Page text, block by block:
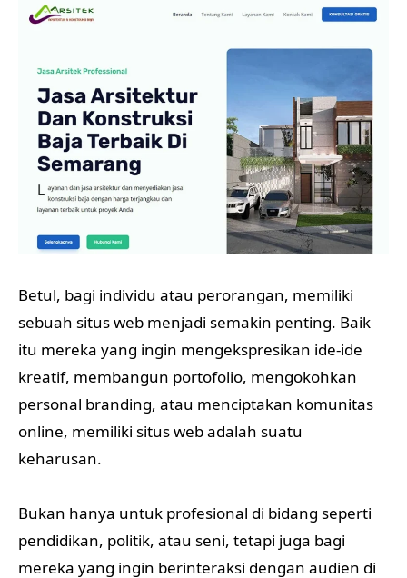
Betul, bagi individu atau perorangan, memiliki
sebuah situs web menjadi semakin penting. Baik
itu mereka yang ingin mengekspresikan ide-ide
kreatif, membangun portofolio, mengokohkan
personal branding, atau menciptakan komunitas
online, memiliki situs web adalah suatu
keharusan.
Bukan hanya untuk profesional di bidang seperti
pendidikan, politik, atau seni, tetapi juga bagi
mereka yang ingin berinteraksi dengan audien di